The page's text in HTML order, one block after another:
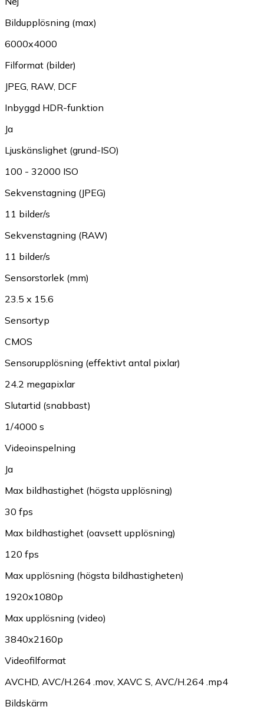
Bildupplösning (max)
6000x4000
Filformat (bilder)
JPEG, RAW, DCF
Inbyggd HDR-funktion
Ja
Ljuskänslighet (grund-ISO)
100 - 32000 ISO
Sekvenstagning (JPEG)
11 bilder/s
Sekvenstagning (RAW)
11 bilder/s
Sensorstorlek (mm)
23.5 x 15.6
Sensortyp
CMOS
Sensorupplösning (effektivt antal pixlar)
24.2 megapixlar
Slutartid (snabbast)
1/4000 s
Videoinspelning
Ja
Max bildhastighet (högsta upplösning)
30 fps
Max bildhastighet (oavsett upplösning)
120 fps
Max upplösning (högsta bildhastigheten)
1920x1080p
Max upplösning (video)
3840x2160p
Videofilformat
AVCHD, AVC/H.264 .mov, XAVC S, AVC/H.264 .mp4
Bildskärm